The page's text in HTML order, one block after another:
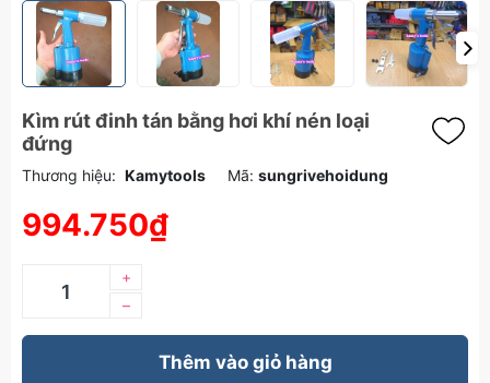
Kìm rút đinh tán bằng hơi khí nén loại
đứng
Thương hiệu: Kamytools Mã: sungrivehoidung
994.750₫
–
+
Thêm vào giỏ hàng